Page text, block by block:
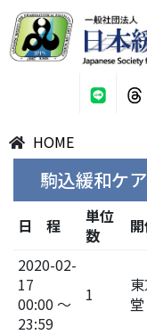
HOME
駒込緩和ケ
日 程
単位
数
2020-02-
17
00:00 ～
23:59
1
堂